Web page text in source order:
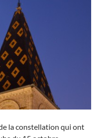
la constellation qui ont